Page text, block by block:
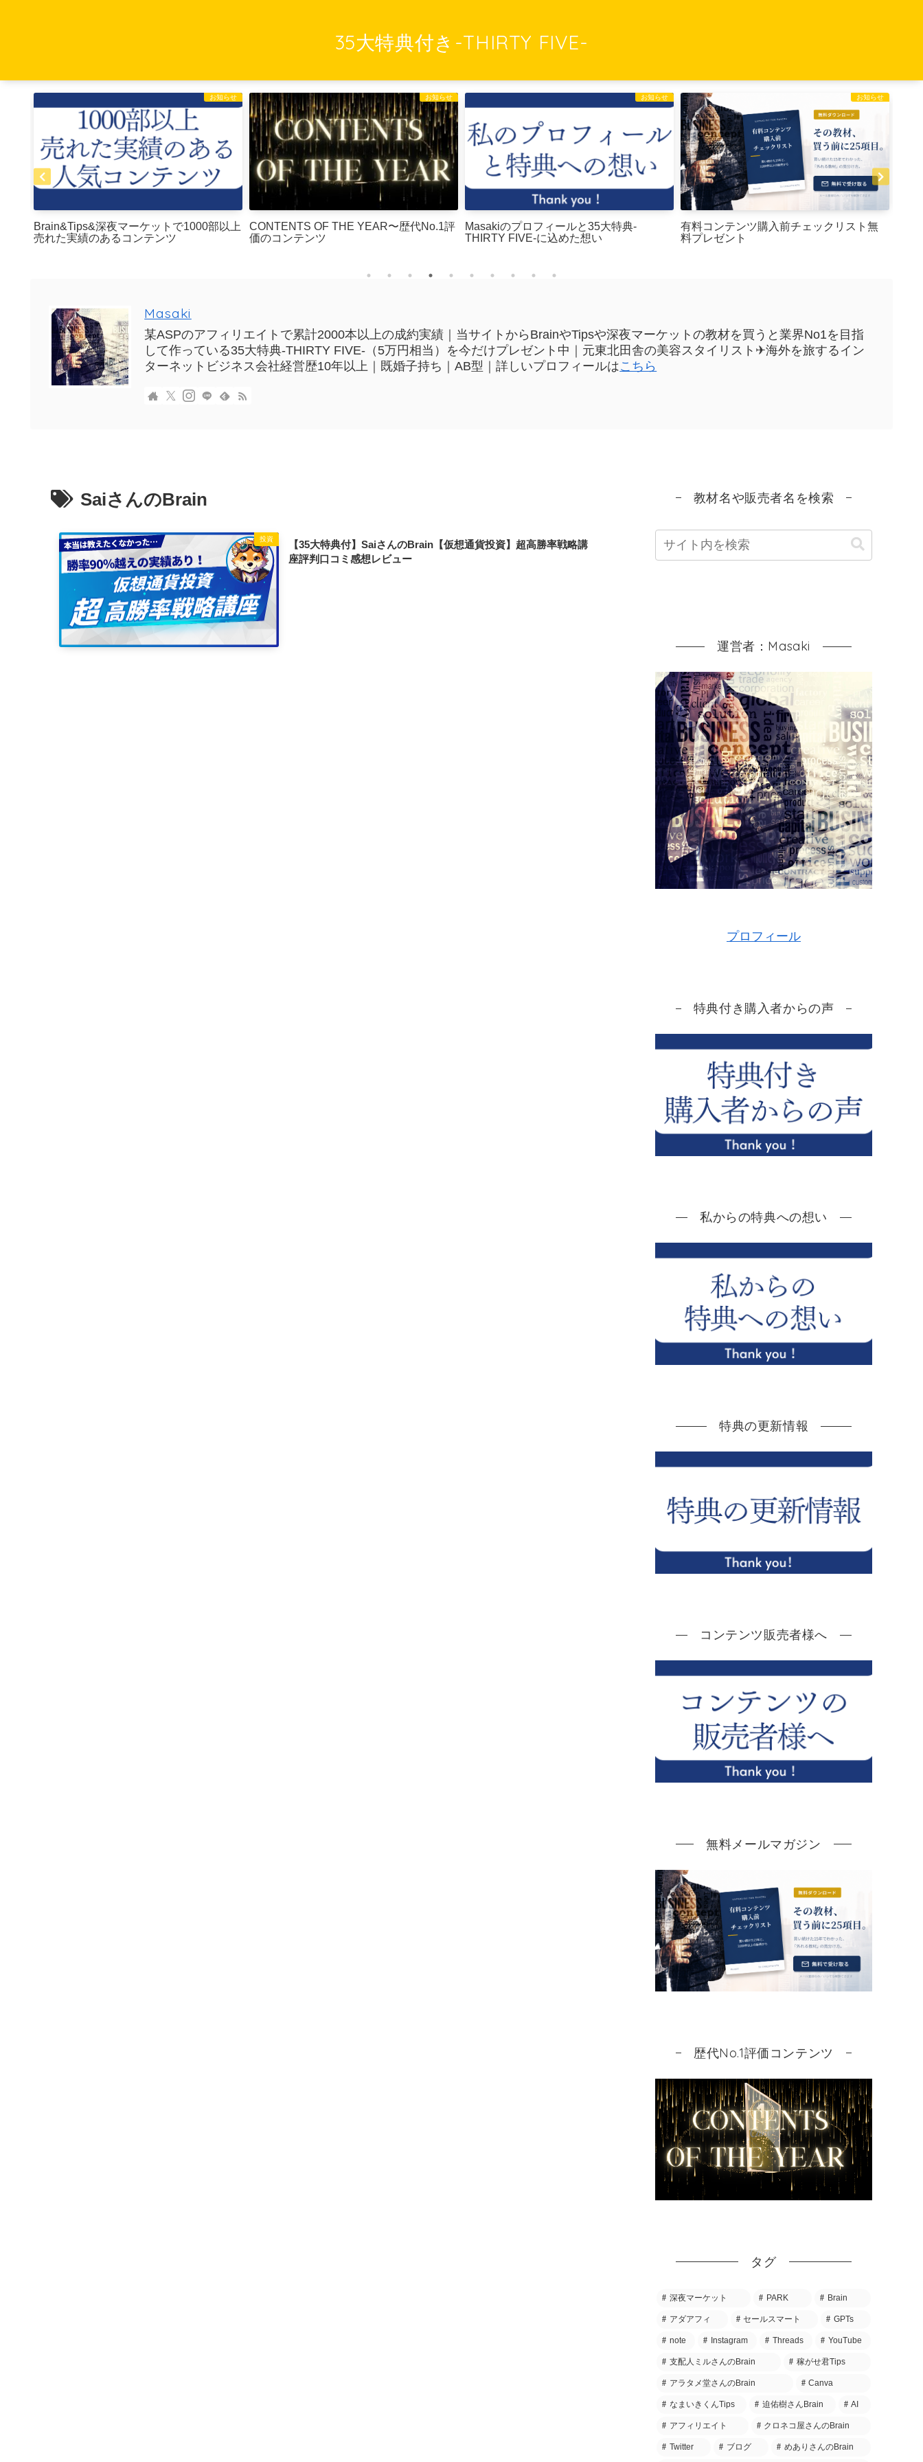
35大特典付き-THIRTY FIVE-
お知らせ
Brain&Tips&深夜マーケットで1000部以上
売れた実績のあるコンテンツ
お知らせ
CONTENTS OF THE YEAR〜歴代No.1評
価のコンテンツ
お知らせ
Masakiのプロフィールと35大特典-
THIRTY FIVE-に込めた想い
お知らせ
有料コンテンツ購入前チェックリスト無
料プレゼント
Masaki
某ASPのアフィリエイトで累計2000本以上の成約実績｜当サイトからBrainやTipsや深夜マーケットの教材を買うと業界No1を目指
して作っている35大特典-THIRTY FIVE-（5万円相当）を今だけプレゼント中｜元東北田舎の美容スタイリスト✈海外を旅するイン
ターネットビジネス会社経営歴10年以上｜既婚子持ち｜AB型｜詳しいプロフィールはこちら
SaiさんのBrain
投資
【35大特典付】SaiさんのBrain【仮想通貨投資】超高勝率戦略講
座評判口コミ感想レビュー
教材名や販売者名を検索
運営者：Masaki
プロフィール
特典付き購入者からの声
私からの特典への想い
特典の更新情報
コンテンツ販売者様へ
無料メールマガジン
歴代No.1評価コンテンツ
タグ
深夜マーケット PARK Brain
アダアフィ セールスマート GPTs
note Instagram Threads YouTube
支配人ミルさんのBrain 稼がせ君Tips
アラタメ堂さんのBrain Canva
なまいきくんTips 迫佑樹さんBrain AI
アフィリエイト クロネコ屋さんのBrain
Twitter ブログ めありさんのBrain